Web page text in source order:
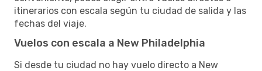
itinerarios con escala según tu ciudad de salida y las
fechas del viaje.
Vuelos con escala a New Philadelphia
Si desde tu ciudad no hay vuelo directo a New